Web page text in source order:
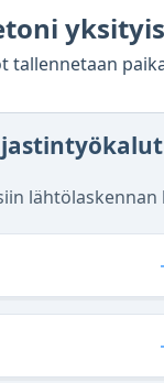
tallennetaan